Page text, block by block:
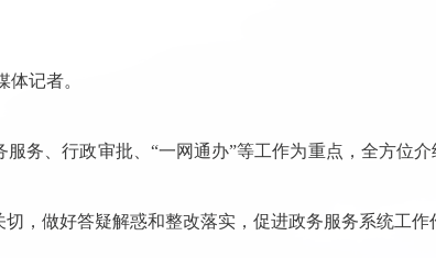
记者。
务、行政审批、“一网通办”等工作为重点，全方位
，做好答疑解惑和整改落实，促进政务服务系统工作